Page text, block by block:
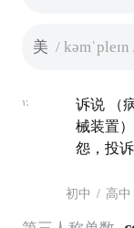
美 / kəmˈpleɪn
v.
诉说 （
械装置
怨，投诉
初中 / 高中